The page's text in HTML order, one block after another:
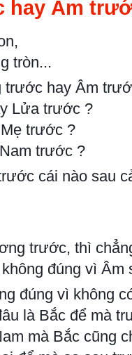
hay Âm
tròn...
hay Âm
Lửa trước ?
trước ?
trước ?
cái nào sau
trước, thì
đúng vì
đúng vì không
là Bắc để mà
mà Bắc cũng